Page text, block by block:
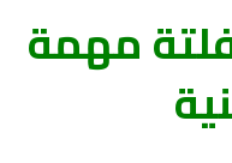
مهمة